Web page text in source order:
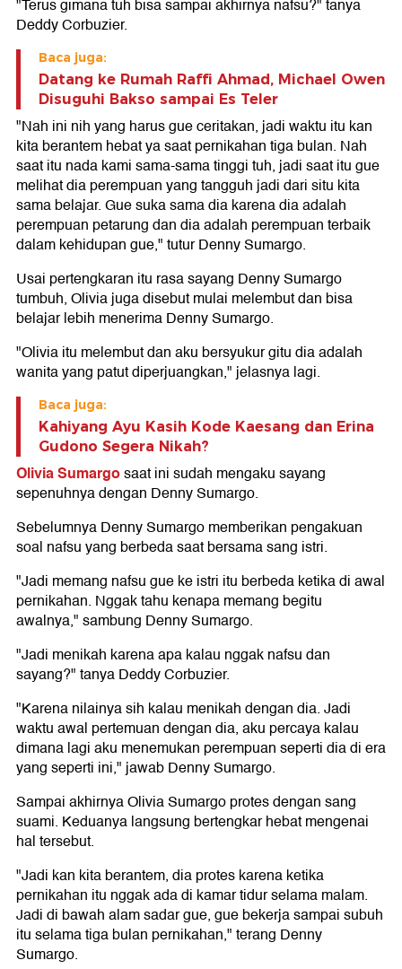
"Terus gimana tuh bisa sampai akhirnya nafsu?" tanya
Deddy Corbuzier.
Baca juga:
Datang ke Rumah Raffi Ahmad, Michael Owen
Disuguhi Bakso sampai Es Teler
"Nah ini nih yang harus gue ceritakan, jadi waktu itu kan
kita berantem hebat ya saat pernikahan tiga bulan. Nah
saat itu nada kami sama-sama tinggi tuh, jadi saat itu gue
melihat dia perempuan yang tangguh jadi dari situ kita
sama belajar. Gue suka sama dia karena dia adalah
perempuan petarung dan dia adalah perempuan terbaik
dalam kehidupan gue," tutur Denny Sumargo.
Usai pertengkaran itu rasa sayang Denny Sumargo
tumbuh, Olivia juga disebut mulai melembut dan bisa
belajar lebih menerima Denny Sumargo.
"Olivia itu melembut dan aku bersyukur gitu dia adalah
wanita yang patut diperjuangkan," jelasnya lagi.
Baca juga:
Kahiyang Ayu Kasih Kode Kaesang dan Erina
Gudono Segera Nikah?
Olivia Sumargosaat ini sudah mengaku sayang
sepenuhnya dengan Denny Sumargo.
Sebelumnya Denny Sumargo memberikan pengakuan
soal nafsu yang berbeda saat bersama sang istri.
"Jadi memang nafsu gue ke istri itu berbeda ketika di awal
pernikahan. Nggak tahu kenapa memang begitu
awalnya," sambung Denny Sumargo.
"Jadi menikah karena apa kalau nggak nafsu dan
sayang?" tanya Deddy Corbuzier.
"Karena nilainya sih kalau menikah dengan dia. Jadi
waktu awal pertemuan dengan dia, aku percaya kalau
dimana lagi aku menemukan perempuan seperti dia di era
yang seperti ini," jawab Denny Sumargo.
Sampai akhirnya Olivia Sumargo protes dengan sang
suami. Keduanya langsung bertengkar hebat mengenai
hal tersebut.
"Jadi kan kita berantem, dia protes karena ketika
pernikahan itu nggak ada di kamar tidur selama malam.
Jadi di bawah alam sadar gue, gue bekerja sampai subuh
itu selama tiga bulan pernikahan," terang Denny
Sumargo.